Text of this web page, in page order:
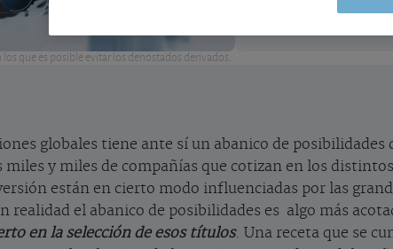
que es posible evitar los denostados derivados.
globales tiene ante sí un abanico de
miles y miles de compañías que cotizan en los
están en cierto modo influenciadas por las
realidad el abanico de posibilidades es algo más
en la selección de esos títulos. Una receta que se